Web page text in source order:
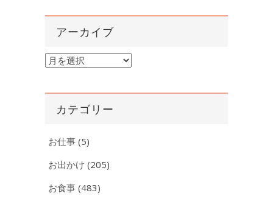
アーカイブ
ア
カ
カテゴリー
お仕事 (5)
お出かけ (205)
お食事 (483)